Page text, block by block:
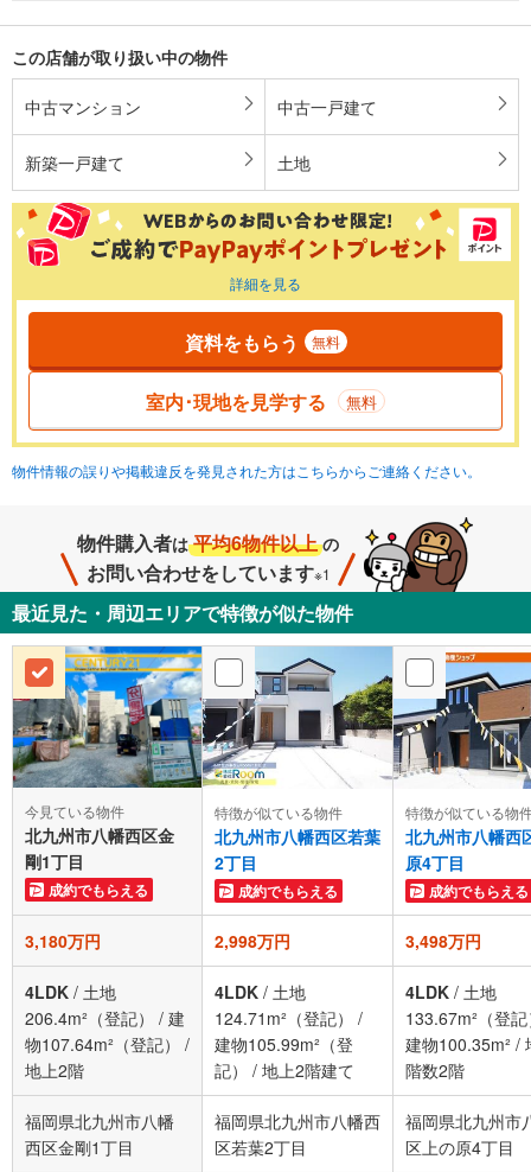
この店舗が取り扱い中の物件
中古マンション 中古一戸建て
新築一戸建て 土地
詳細を見る
資料をもらう 無料
室内･現地を見学する 無料
物件情報の誤りや掲載違反を発見された方はこちらからご連絡ください。
物件購入者は 平均6物件以上 の
お問い合わせをしています※1
最近見た・周辺エリアで特徴が似た物件
今見ている物件
北九州市八幡西区金
剛1丁目
成約でもらえる
特徴が似ている物件
北九州市八幡西区若葉
2丁目
成約でもらえる
特徴が似ている物
北九州市八幡西
原4丁目
成約でもらえる
3,180万円 2,998万円 3,498万円
4LDK / 土地
206.4m²（登記）
/ 建
物107.64m²（登記）
/
地上2階
4LDK / 土地
124.71m²（登記）
/
建物105.99m²（登
記）
/ 地上2階建て
4LDK / 土地
133.67m²（登
建物100.35m² /
階数2階
福岡県北九州市八幡
西区金剛1丁目
福岡県北九州市八幡西
区若葉2丁目
福岡県北九州市
区上の原4丁目